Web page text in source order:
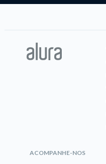
ACOMPANHE-NOS